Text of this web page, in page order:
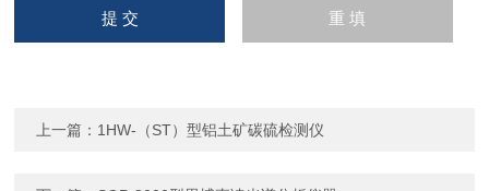
上一篇： 1HW-（ST）型铝土矿碳硫检测仪